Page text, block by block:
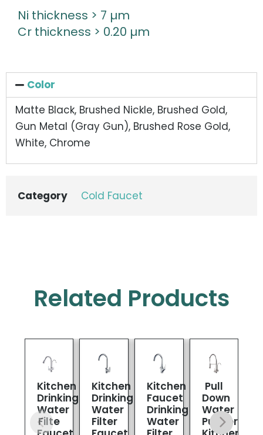
Ni thickness > 7 µm
Cr thickness > 0.20 µm
Color
Matte Black, Brushed Nickle, Brushed Gold,
Gun Metal (Gray Gun), Brushed Rose Gold,
White, Chrome
Category Cold Faucet
Related Products
Kitchen
Drinking
Water
Filte
Kitchen
Drinking
Water
Filter
Kitchen
Faucet
Drinking
Water
Pull
Down
Water
Purifier